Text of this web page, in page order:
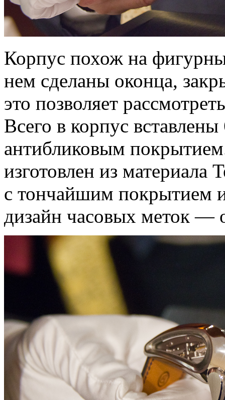
Корпус похож на
нем сделаны оконца,
это позволяет
Всего в корпус
антибликовым
изготовлен из
с тончайшим покрытием
дизайн часовых меток —